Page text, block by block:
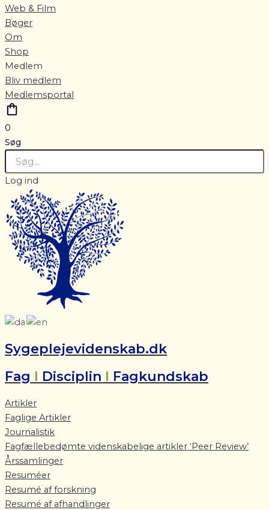
Web & Film
Bøger
Om
Shop
Medlem
Bliv medlem
Medlemsportal
0
Søg
Log ind
Sygeplejevidenskab.dk
Fag I Disciplin I Fagkundskab
Artikler
Faglige Artikler
Journalistik
Fagfællebedømte videnskabelige artikler ‘Peer Review’
Årssamlinger
Resuméer
Resumé af forskning
Resumé af afhandlinger